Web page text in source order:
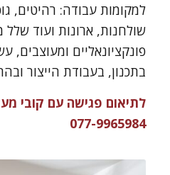
למקומות עבודה: רהיטים,
שולחנות, ארונות ועוד שלל
פונקציונאליים ומעוצבים,
בתכנון, בעבודת הייצור
לתיאום פגישה עם קובי
077-9965984